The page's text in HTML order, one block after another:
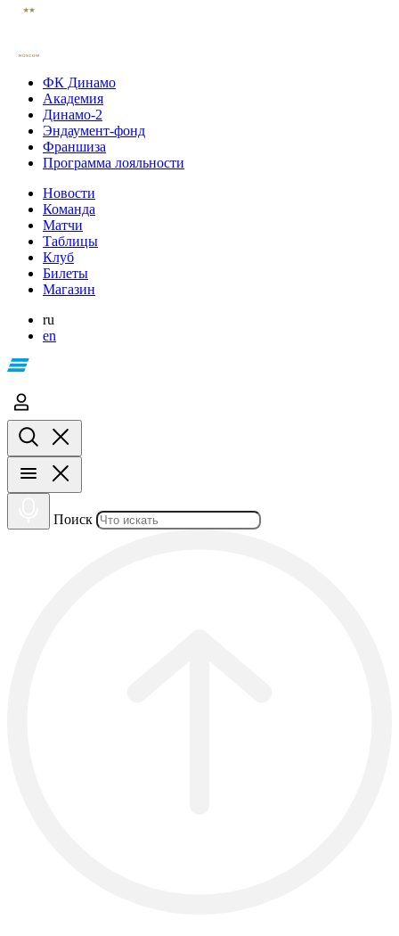
ФК Динамо
Академия
Динамо-2
Эндаумент-фонд
Франшиза
Программа лояльности
Новости
Команда
Матчи
Таблицы
Клуб
Билеты
Магазин
ru
en
Поиск